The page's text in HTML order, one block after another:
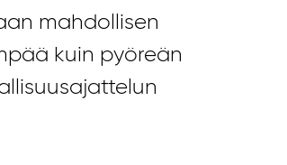
mahdollisen
kuin pyöreän